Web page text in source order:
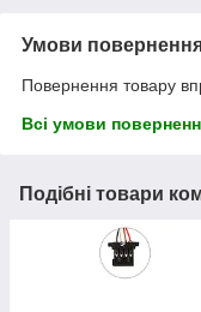
Умови
Повернення товару
Всі умови
Подібні товари